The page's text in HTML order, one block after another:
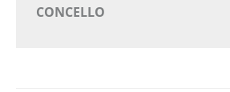
CONCELLO